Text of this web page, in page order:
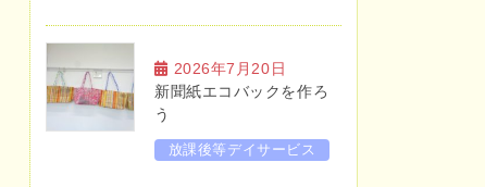
2026年7月20日
新聞紙エコバックを作ろ
う
放課後等デイサービス